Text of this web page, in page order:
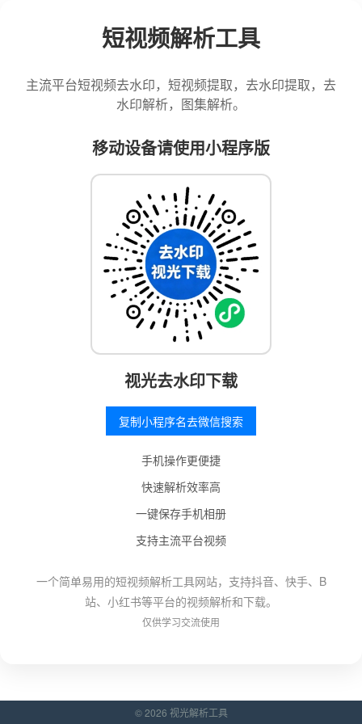
短视频解析工具
主流平台短视频去水印，短视频提取，去水印提取，去
水印解析，图集解析。
移动设备请使用小程序版
视光去水印下载
复制小程序名去微信搜索
手机操作更便捷
快速解析效率高
一键保存手机相册
支持主流平台视频
一个简单易用的短视频解析工具网站，支持抖音、快手、B
站、小红书等平台的视频解析和下载。
仅供学习交流使用
© 2026 视光解析工具